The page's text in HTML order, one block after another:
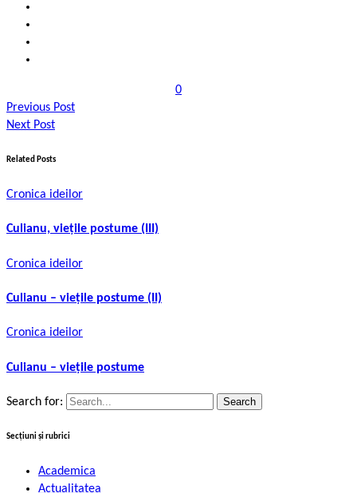
0
Previous Post
Next Post
Related Posts
Cronica ideilor
Culianu, viețile postume (III)
Cronica ideilor
Culianu – viețile postume (II)
Cronica ideilor
Culianu – viețile postume
Search for:
Secțiuni și rubrici
Academica
Actualitatea